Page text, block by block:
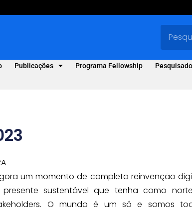
Publicações Programa Fellowship
um momento de completa reinvenção
sustentável que tenha como
O mundo é um só e somos